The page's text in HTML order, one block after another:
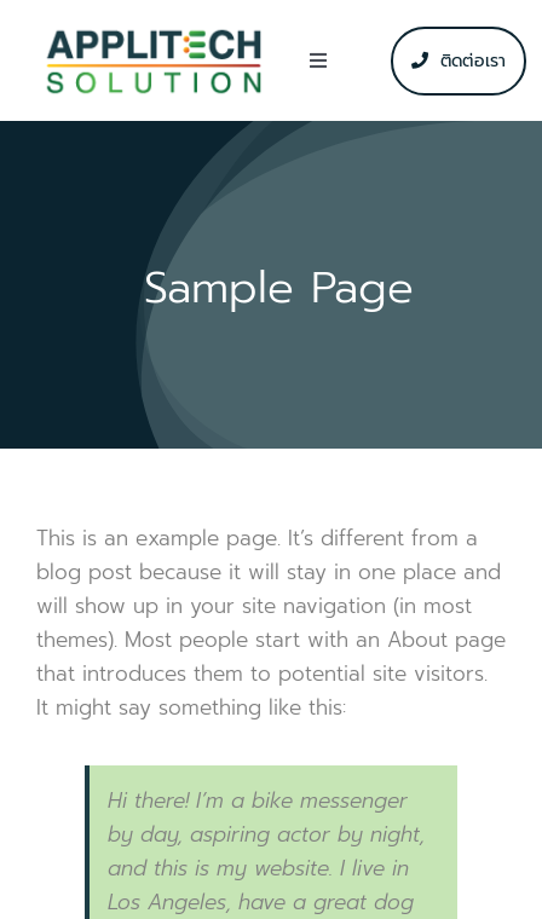
content
Toggle
โซลูชัน
ข่าวสาร & กิจกรรม
แหล่งข้อมูล
ติดต่อเรา
Sample Page
This is an example page. It’s different from a
blog post because it will stay in one place and
will show up in your site navigation (in most
themes). Most people start with an About page
that introduces them to potential site visitors.
It might say something like this:
Hi there! I’m a bike messenger
by day, aspiring actor by night,
and this is my website. I live in
Los Angeles, have a great dog